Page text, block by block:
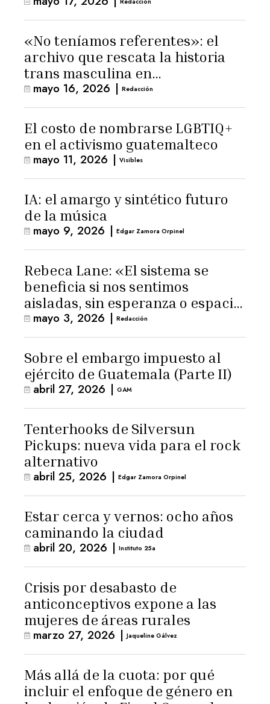
«No teníamos referentes»: el
archivo que rescata la historia
trans masculina en
Latinoamérica
mayo 16, 2026 | Redacción
El costo de nombrarse LGBTIQ+
en el activismo guatemalteco
mayo 11, 2026 | Visibles
IA: el amargo y sintético futuro
de la música
mayo 9, 2026 | Edgar Zamora Orpinel
Rebeca Lane: «El sistema se
beneficia si nos sentimos
aisladas, sin esperanza o espacio
para la ternura»
mayo 3, 2026 | Redacción
Sobre el embargo impuesto al
ejército de Guatemala (Parte II)
abril 27, 2026 | GAM
Tenterhooks de Silversun
Pickups: nueva vida para el rock
alternativo
abril 25, 2026 | Edgar Zamora Orpinel
Estar cerca y vernos: ocho años
caminando la ciudad
abril 20, 2026 | Instituto 25a
Crisis por desabasto de
anticonceptivos expone a las
mujeres de áreas rurales
marzo 27, 2026 | Jaqueline Gálvez
Más allá de la cuota: por qué
incluir el enfoque de género en